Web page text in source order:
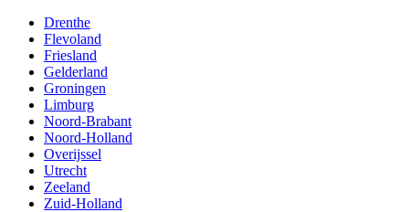
Drenthe
Flevoland
Friesland
Gelderland
Groningen
Limburg
Noord-Brabant
Noord-Holland
Overijssel
Utrecht
Zeeland
Zuid-Holland